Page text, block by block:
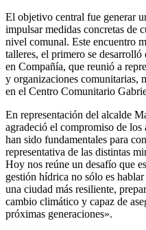
El objetivo central fue generar
impulsar medidas concretas de
nivel comunal. Este encuentro
talleres, el primero se
en Compañía, que reunió a
y organizaciones comunitarias,
en el Centro Comunitario
En representación del alcalde
agradeció el compromiso de los
han sido fundamentales para
representativa de las distintas
Hoy nos reúne un desafío que
gestión hídrica no sólo es
una ciudad más resiliente,
cambio climático y capaz de
próximas generaciones».